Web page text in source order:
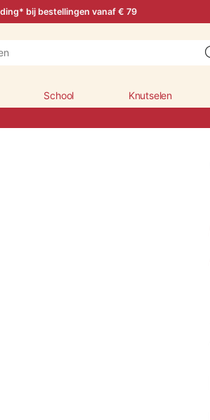
bij bestellingen vanaf € 79
School Knutselen